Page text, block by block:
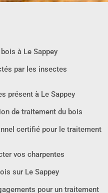
à Le Sappey
par les insectes
présent à Le Sappey
de traitement du bois
certifié pour le traitement
vos charpentes
sur Le Sappey
pour un traitement